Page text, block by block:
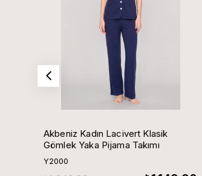
Akbeniz Kadın Lacivert Klasik
Gömlek Yaka Pijama Takımı
Y2000